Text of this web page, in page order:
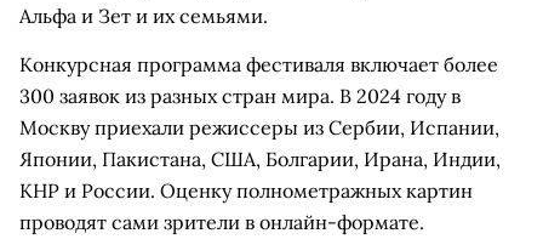
Альфа и Зет и их семьями.
Конкурсная программа фестиваля включает более
300 заявок из разных стран мира. В 2024 году в
Москву приехали режиссеры из Сербии, Испании,
Японии, Пакистана, США, Болгарии, Ирана, Индии,
КНР и России. Оценку полнометражных картин
проводят сами зрители в онлайн-формате.